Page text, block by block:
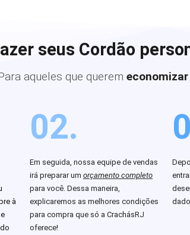
seus Cordão
aqueles que querem
à
02.
Em seguida, nossa equipe de vendas
irá preparar um orçamento completo
para você. Dessa maneira,
explicaremos as melhores condições
para compra que só a CrachásRJ
oferece!